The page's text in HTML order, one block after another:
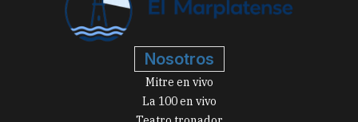
Nosotros
Mitre en vivo
La 100 en vivo